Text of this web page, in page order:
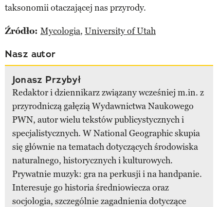
taksonomii otaczającej nas przyrody.
Źródło: Mycologia, University of Utah
Nasz autor
Jonasz Przybył
Redaktor i dziennikarz związany wcześniej m.in. z
przyrodniczą gałęzią Wydawnictwa Naukowego
PWN, autor wielu tekstów publicystycznych i
specjalistycznych. W National Geographic skupia
się głównie na tematach dotyczących środowiska
naturalnego, historycznych i kulturowych.
Prywatnie muzyk: gra na perkusji i na handpanie.
Interesuje go historia średniowiecza oraz
socjologia, szczególnie zagadnienia dotyczące